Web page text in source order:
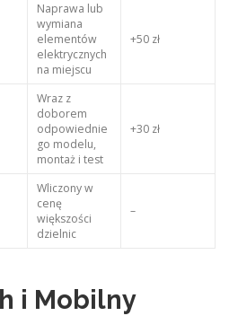
Naprawa lub
wymiana
elementów
elektrycznych
na miejscu
+50 zł
Wraz z
doborem
odpowiednie
go modelu,
montaż i test
+30 zł
Wliczony w
cenę
większości
dzielnic
–
i Mobilny